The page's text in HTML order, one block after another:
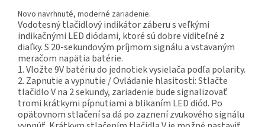
Novo navrhnuté, moderné zariadenie.
Vodotesný tlačidlový indikátor záberu s veľkými
indikačnými LED diódami, ktoré sú dobre viditeľné z
diaľky. S 20-sekundovým príjmom signálu a vstavaným
meračom napätia batérie.
1. Vložte 9V batériu do jednotiek vysielača podľa polarity.
2. Zapnutie a vypnutie / Ovládanie hlasitosti: Stlačte
tlačidlo V na 2 sekundy, zariadenie bude signalizovať
tromi krátkymi pípnutiami a blikaním LED diód. Po
opätovnom stlačení sa dá po zaznení zvukového signálu